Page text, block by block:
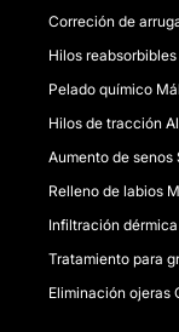
ORTODONCIA
La zona
tener un
Unos dientes
presentación.
Correción de
Hilos
Pelado químico
Hilos de tracción
Aumento de senos
Relleno de labios
Infiltración
Tratamiento para
Eliminación ojeras